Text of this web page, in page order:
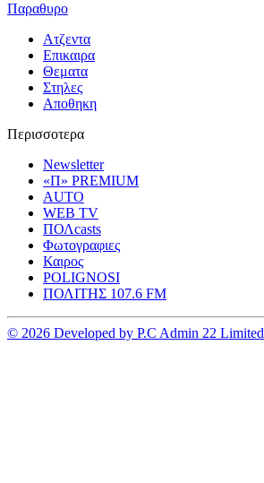
Παραθυρο
Ατζεντα
Επικαιρα
Θεματα
Στηλες
Αποθηκη
Περισσοτερα
Newsletter
«Π» PREMIUM
AUTO
WEB TV
ΠΟΛcasts
Φωτογραφιες
Καιρος
POLIGNOSI
ΠΟΛΙΤΗΣ 107.6 FM
© 2026 Developed by P.C Admin 22 Limited